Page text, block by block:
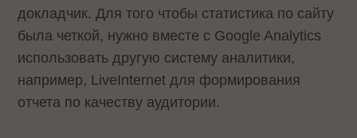
докладчик. Для того чтобы статистика по сайту
была четкой, нужно вместе с Google Analytics
использовать другую систему аналитики,
например, LiveInternet для формирования
отчета по качеству аудитории.